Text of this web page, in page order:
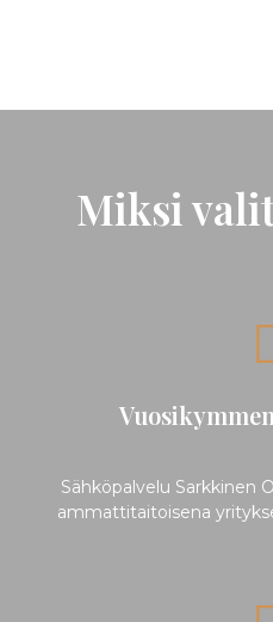
Miksi
Sähköpalvelu Sarkkinen
ammattitaitoisena